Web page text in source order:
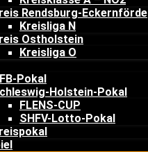
Rendsburg-Eckernförde
Kreisliga N
Ostholstein
Kreisliga O
Pokal
Holstein-Pokal
FLENS-CUP
SHFV-Lotto-Pokal